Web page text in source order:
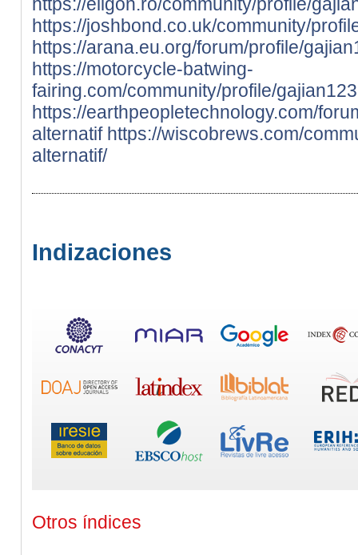
https://joshbond.co.uk/community/
https://arana.eu.org/forum/profile/
https://motorcycle-batwing-
fairing.com/community/profile/
https://earthpeopletechnology.com/
alternatif https://wiscobrews.com/
alternatif/
Indizaciones
Otros índices